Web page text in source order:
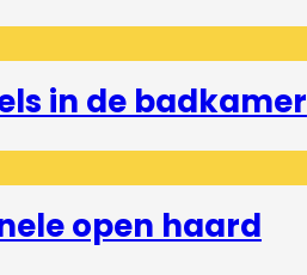
in de badkamer
open haard